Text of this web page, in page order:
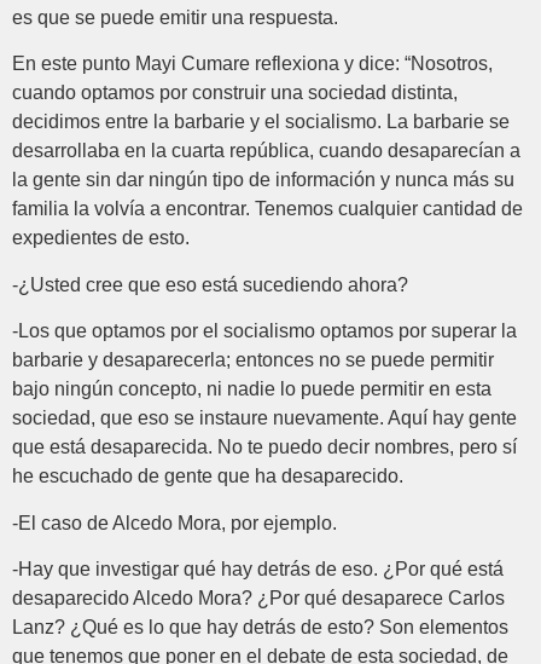
es que se puede emitir una respuesta.
En este punto Mayi Cumare reflexiona y dice: “Nosotros,
cuando optamos por construir una sociedad distinta,
decidimos entre la barbarie y el socialismo. La barbarie se
desarrollaba en la cuarta república, cuando desaparecían a
la gente sin dar ningún tipo de información y nunca más su
familia la volvía a encontrar. Tenemos cualquier cantidad de
expedientes de esto.
-¿Usted cree que eso está sucediendo ahora?
-Los que optamos por el socialismo optamos por superar la
barbarie y desaparecerla; entonces no se puede permitir
bajo ningún concepto, ni nadie lo puede permitir en esta
sociedad, que eso se instaure nuevamente. Aquí hay gente
que está desaparecida. No te puedo decir nombres, pero sí
he escuchado de gente que ha desaparecido.
-El caso de Alcedo Mora, por ejemplo.
-Hay que investigar qué hay detrás de eso. ¿Por qué está
desaparecido Alcedo Mora? ¿Por qué desaparece Carlos
Lanz? ¿Qué es lo que hay detrás de esto? Son elementos
que tenemos que poner en el debate de esta sociedad, de